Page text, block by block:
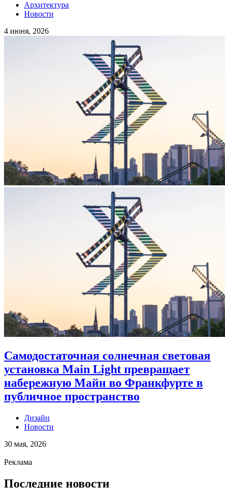
Архитектура
Новости
4 июня, 2026
Самодостаточная солнечная световая
установка Main Light превращает
набережную Майн во Франкфурте в
публичное пространство
Дизайн
Новости
30 мая, 2026
Реклама
Последние новости